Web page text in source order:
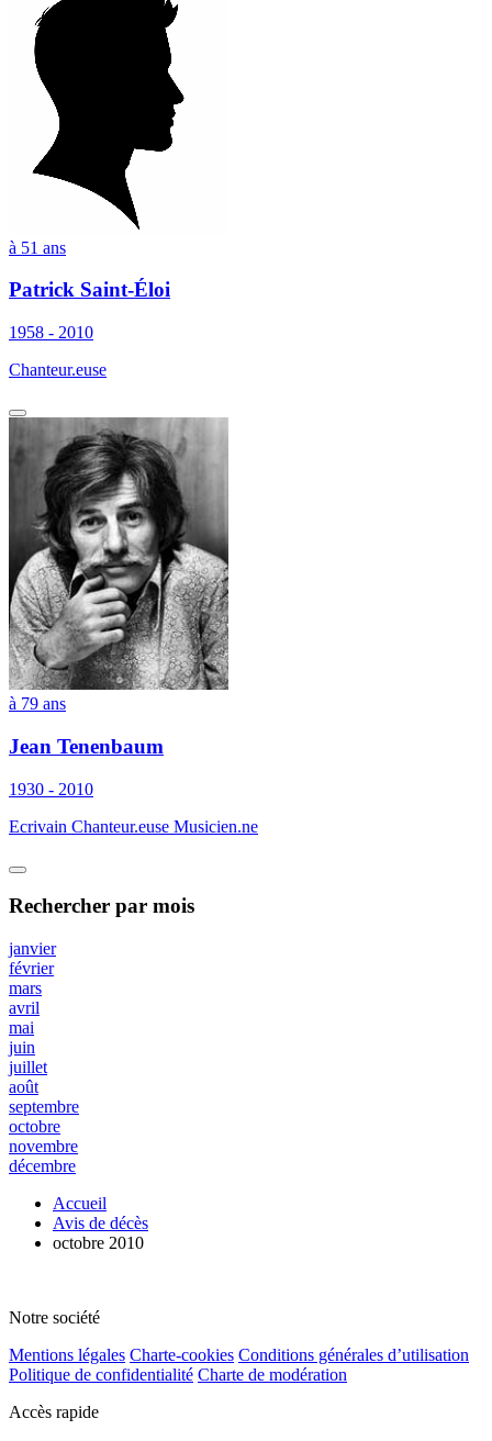
à 51 ans
Patrick Saint-Éloi
1958 - 2010
Chanteur.euse
à 79 ans
Jean Tenenbaum
1930 - 2010
Ecrivain Chanteur.euse Musicien.ne
Rechercher par mois
janvier
février
mars
avril
mai
juin
juillet
août
septembre
octobre
novembre
décembre
Accueil
Avis de décès
octobre 2010
Notre société
Mentions légales Charte-cookies Conditions générales d’utilisation
Politique de confidentialité Charte de modération
Accès rapide